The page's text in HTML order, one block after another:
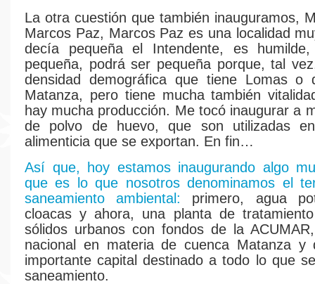
La otra cuestión que también inauguramos,
Marcos Paz, Marcos Paz es una localidad
decía pequeña el Intendente, es
pequeña, podrá ser pequeña porque, tal
densidad demográfica que tiene Lomas o
Matanza, pero tiene mucha también
hay mucha producción. Me tocó inaugurar a
de polvo de huevo, que son utilizadas
alimenticia que se exportan. En fin…
Así que, hoy estamos inaugurando algo
que es lo que nosotros denominamos el
saneamiento ambiental: primero, agua
cloacas y ahora, una planta de
sólidos urbanos con fondos de la
nacional en materia de cuenca Matanza y
importante capital destinado a todo lo que
saneamiento.